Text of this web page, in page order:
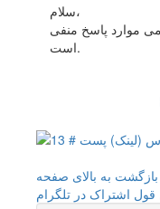
سلام،
موارد پاسخ منفی
است.
بازگشت به بالای صفحه
قول اشتراک در تلگرام